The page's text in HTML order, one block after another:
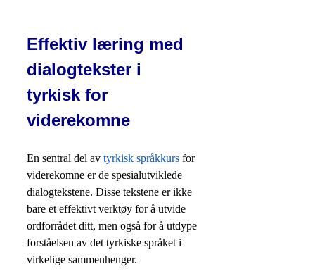
Effektiv læring med
dialogtekster i
tyrkisk for
viderekomne
En sentral del av tyrkisk språkkurs for
viderekomne er de spesialutviklede
dialogtekstene. Disse tekstene er ikke
bare et effektivt verktøy for å utvide
ordforrådet ditt, men også for å utdype
forståelsen av det tyrkiske språket i
virkelige sammenhenger.